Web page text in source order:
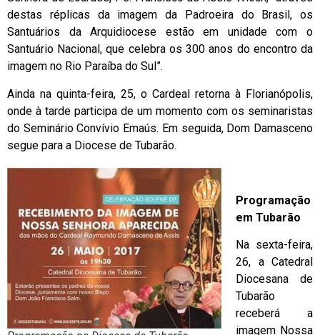
destas réplicas da imagem da Padroeira do Brasil, os
Santuários da Arquidiocese estão em unidade com o
Santuário Nacional, que celebra os 300 anos do encontro da
imagem no Rio Paraíba do Sul”.
Ainda na quinta-feira, 25, o Cardeal retorna à Florianópolis,
onde à tarde participa de um momento com os seminaristas
do Seminário Convívio Emaús. Em seguida, Dom Damasceno
segue para a Diocese de Tubarão.
Programação
em Tubarão
Na sexta-feira,
26, a Catedral
Diocesana de
Tubarão
receberá a
imagem Nossa